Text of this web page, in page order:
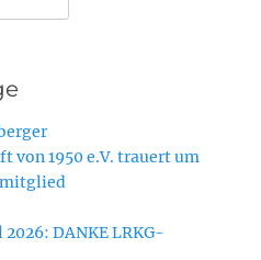
von 1950 e.V. trauert um
DANKE LRKG-